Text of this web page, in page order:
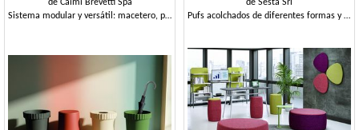
de Caimi Brevetti Spa
Sistema modular y versátil: macetero, papelera, paragüero, taburete y mesa
de Sesta Srl
Pufs acolchados de diferentes formas y tamaños.